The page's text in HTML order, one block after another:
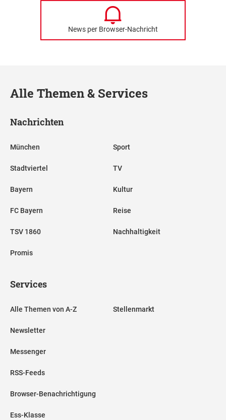
News per Browser-Nachricht
Alle Themen & Services
Nachrichten
München
Stadtviertel
Bayern
FC Bayern
TSV 1860
Promis
Sport
TV
Kultur
Reise
Nachhaltigkeit
Services
Alle Themen von A-Z
Newsletter
Messenger
RSS-Feeds
Browser-Benachrichtigung
Ess-Klasse
Stellenmarkt